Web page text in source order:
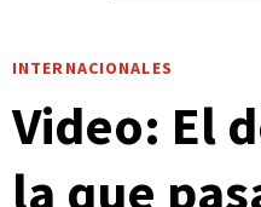
INTERNACIONALES
Video: El
la que